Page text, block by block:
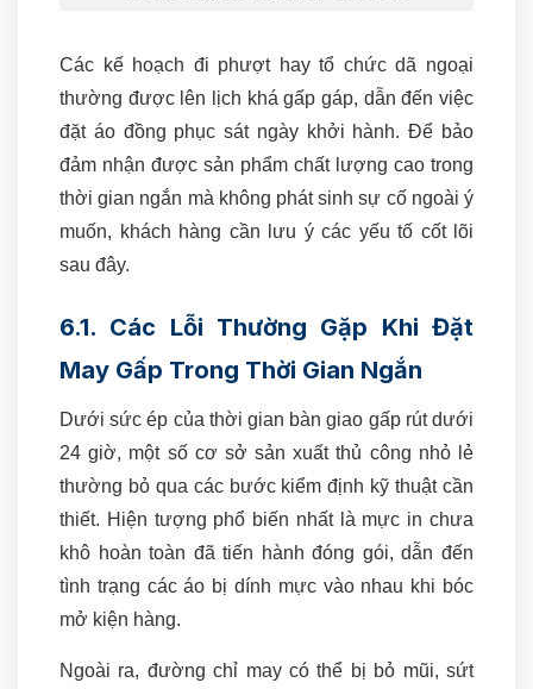
Các kế hoạch đi phượt hay tổ chức dã ngoại
thường được lên lịch khá gấp gáp, dẫn đến việc
đặt áo đồng phục sát ngày khởi hành. Để bảo
đảm nhận được sản phẩm chất lượng cao trong
thời gian ngắn mà không phát sinh sự cố ngoài ý
muốn, khách hàng cần lưu ý các yếu tố cốt lõi
sau đây.
6.1. Các Lỗi Thường Gặp Khi Đặt
May Gấp Trong Thời Gian Ngắn
Dưới sức ép của thời gian bàn giao gấp rút dưới
24 giờ, một số cơ sở sản xuất thủ công nhỏ lẻ
thường bỏ qua các bước kiểm định kỹ thuật cần
thiết. Hiện tượng phổ biến nhất là mực in chưa
khô hoàn toàn đã tiến hành đóng gói, dẫn đến
tình trạng các áo bị dính mực vào nhau khi bóc
mở kiện hàng.
Ngoài ra, đường chỉ may có thể bị bỏ mũi, sứt